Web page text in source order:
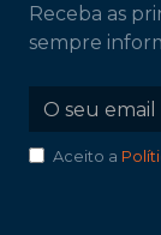
Receba as
sempre
Aceito a